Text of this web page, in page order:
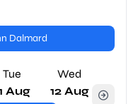
Dalmard
Tue
Aug
Wed
12 Aug